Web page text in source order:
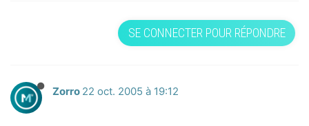
SE CONNECTER POUR RÉPONDRE
Zorro 22 oct. 2005 à 19:12